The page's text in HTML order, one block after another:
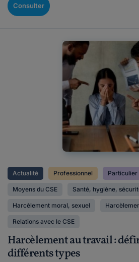
Consulter
Actualité Professionnel Particulier
Moyens du CSE Santé, hygiène,
Harcèlement moral, sexuel
Relations avec le CSE
Harcèlement au travail :
différents types